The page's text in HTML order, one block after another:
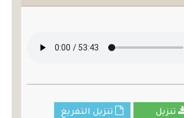
تنزيل تنزيل التفريغ